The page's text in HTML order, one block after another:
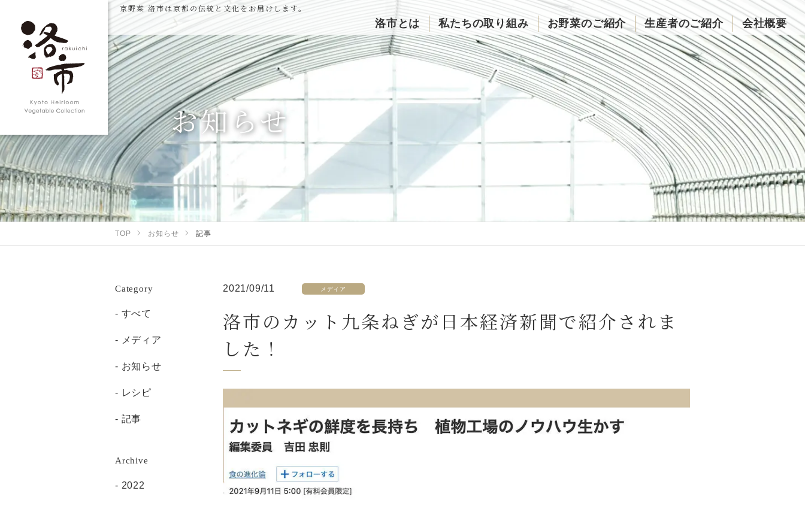
京野菜 洛市は京都の伝統と文化をお届けします。
洛市とは 私たちの取り組み お野菜のご紹介 生産者のご紹介 会社概要
お知らせ
TOP お知らせ 記事
2021/09/11 メディア
洛市のカット九条ねぎが日本経済新聞で紹介されま
した！
Category
すべて
メディア
お知らせ
レシピ
記事
Archive
2022